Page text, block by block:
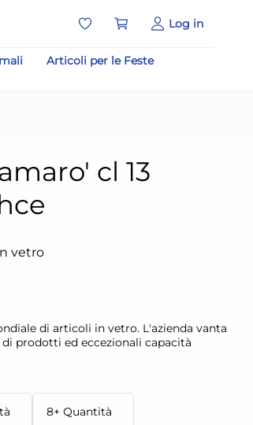
Log in
Articoli per le Feste
cl 13
vetro
di articoli in vetro. L'azienda vanta
prodotti ed eccezionali capacità
8+ Quantità